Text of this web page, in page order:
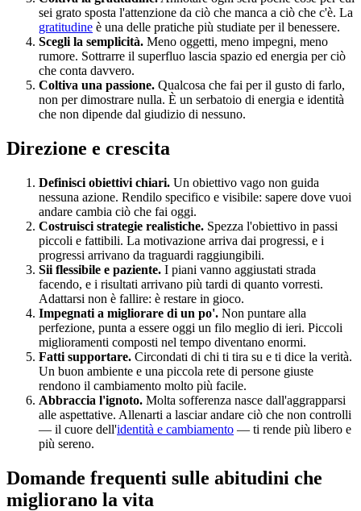
sei grato sposta l'attenzione da ciò che manca a ciò che c'è. La
gratitudine è una delle pratiche più studiate per il benessere.
Scegli la semplicità. Meno oggetti, meno impegni, meno
rumore. Sottrarre il superfluo lascia spazio ed energia per ciò
che conta davvero.
Coltiva una passione. Qualcosa che fai per il gusto di farlo,
non per dimostrare nulla. È un serbatoio di energia e identità
che non dipende dal giudizio di nessuno.
Direzione e crescita
Definisci obiettivi chiari. Un obiettivo vago non guida
nessuna azione. Rendilo specifico e visibile: sapere dove vuoi
andare cambia ciò che fai oggi.
Costruisci strategie realistiche. Spezza l'obiettivo in passi
piccoli e fattibili. La motivazione arriva dai progressi, e i
progressi arrivano da traguardi raggiungibili.
Sii flessibile e paziente. I piani vanno aggiustati strada
facendo, e i risultati arrivano più tardi di quanto vorresti.
Adattarsi non è fallire: è restare in gioco.
Impegnati a migliorare di un po'. Non puntare alla
perfezione, punta a essere oggi un filo meglio di ieri. Piccoli
miglioramenti composti nel tempo diventano enormi.
Fatti supportare. Circondati di chi ti tira su e ti dice la verità.
Un buon ambiente e una piccola rete di persone giuste
rendono il cambiamento molto più facile.
Abbraccia l'ignoto. Molta sofferenza nasce dall'aggrapparsi
alle aspettative. Allenarti a lasciar andare ciò che non controlli
— il cuore dell'identità e cambiamento — ti rende più libero e
più sereno.
Domande frequenti sulle abitudini che
migliorano la vita